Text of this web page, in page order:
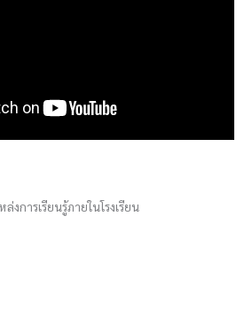
งการเรียนรู้ภายในโรงเรียน